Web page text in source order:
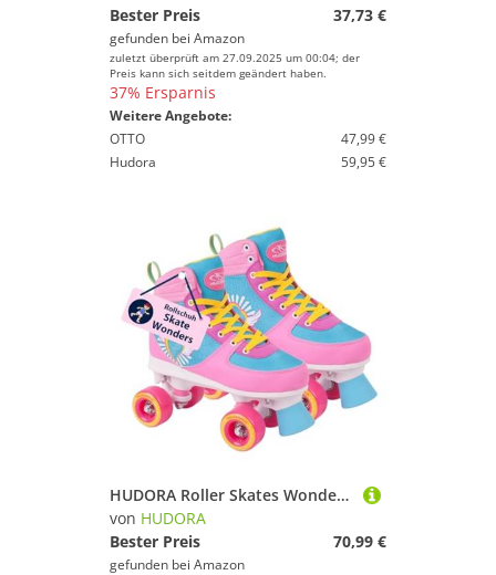
Bester Preis
37,73 €
gefunden bei Amazon
zuletzt überprüft am 27.09.2025 um 00:04; der
Preis kann sich seitdem geändert haben.
37% Ersparnis
Weitere Angebote:
OTTO
47,99 €
Hudora
59,95 €
HUDORA Roller Skates Wonders in versch. Größen - Bequeme Kinder Rollschuhe in coolem Design - stilvolle Rollschuhe für Kinder & Jugendliche - Roller Schuhe aus hochwertigem Kunstleder
von HUDORA
Bester Preis
70,99 €
gefunden bei Amazon